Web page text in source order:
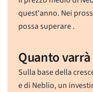
quest'anno. Nei
possa superare .
Quanto
Sulla base della
e di Neblio, un